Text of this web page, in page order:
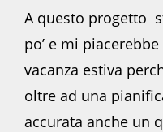
A questo progetto
po’ e mi
vacanza estiva
oltre ad una
accurata anche un